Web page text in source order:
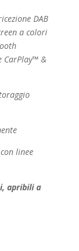
DAB
a colori
CarPlay™ &
linee
apribili a